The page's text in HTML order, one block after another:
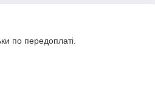
по передоплаті.